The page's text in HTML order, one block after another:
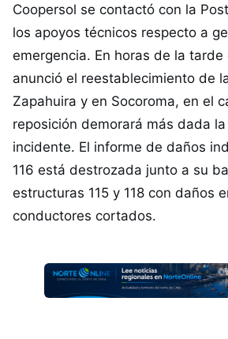
Coopersol se contactó con la
los apoyos técnicos respecto a
emergencia. En horas de la tarde
anunció el reestablecimiento de
Zapahuira y en Socoroma, en el
reposición demorará más dada
incidente. El informe de daños
116 está destrozada junto a su
estructuras 115 y 118 con daños
conductores cortados.